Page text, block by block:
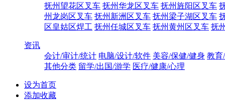
抚州望花区叉车 抚州华龙区叉车 抚州旌阳区叉车
州龙岗区叉车 抚州新洲区叉车 抚州梁子湖区叉车
区皇姑区焊工 抚州任城区叉车 抚州黄州区叉车 抚
资讯
会计/审计/统计 电脑/设计/软件 美容/保健/健身 教育
其他分类 留学/出国/游学 医疗/健康/心理
设为首页
添加收藏